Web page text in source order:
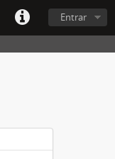
Entrar